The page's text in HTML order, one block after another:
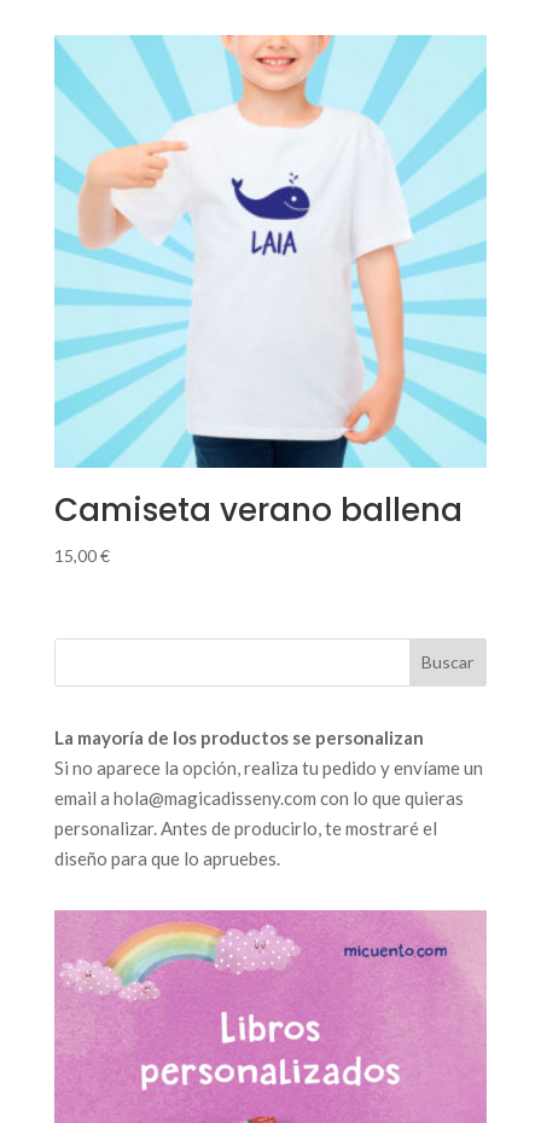
Camiseta verano ballena
15,00€
La mayoría de los productos se personalizan
Si no aparece la opción, realiza tu pedido y envíame un
email a hola@magicadisseny.com con lo que quieras
personalizar. Antes de producirlo, te mostraré el
diseño para que lo apruebes.